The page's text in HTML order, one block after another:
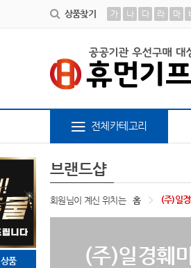
상품찾기 가 나 다 라 마
6 AP-100616
전체카테고리
품
브랜드샵
회원님이 계신 위치는 홈 (주)일
(주)일경훼